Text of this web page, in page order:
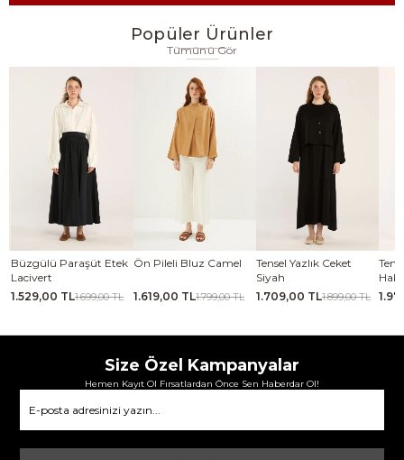
Popüler Ürünler
Tümünü Gör
Büzgülü Paraşüt Etek
Lacivert
1.529,00 TL1.699,00 TL
Ön Pileli Bluz Camel
1.619,00 TL1.799,00 TL
Tensel Yazlık Ceket
Siyah
1.709,00 TL1.899,00 TL
Haki
Size Özel Kampanyalar
Hemen Kayıt Ol Fırsatlardan Önce Sen Haberdar Ol!